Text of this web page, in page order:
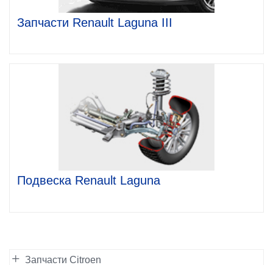
Запчасти Renault Laguna III
Подвеска Renault Laguna
Запчасти Citroen